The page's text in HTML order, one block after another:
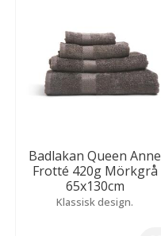
Badlakan Queen Anne
Frotté 420g Mörkgrå
65x130cm
Klassisk design.